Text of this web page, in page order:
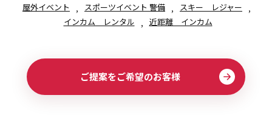
屋外イベント
スポーツイベント 警備
スキー レジャー
インカム レンタル
近距離 インカム
ご提案をご希望のお客様